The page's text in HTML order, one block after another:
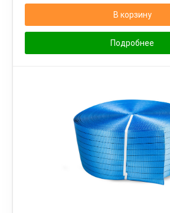
В корзину
Подробнее